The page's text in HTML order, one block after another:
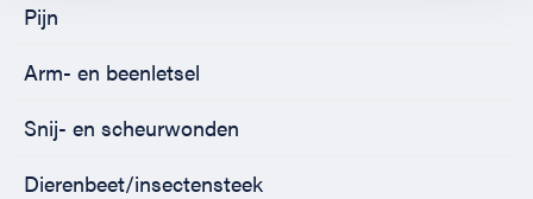
Pijn
Arm- en beenletsel
Snij- en scheurwonden
Dierenbeet/insectensteek